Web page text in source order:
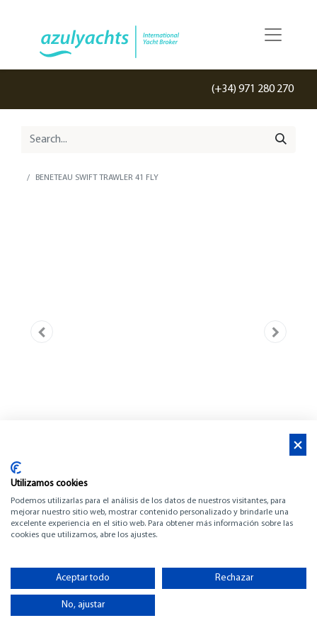
(+34) 971 280 270
BENETEAU SWIFT TRAWLER 41 FLY
BENETEAU SWIFT
TRAWLER 41 FLY
-
Utilizamos cookies
Podemos utilizarlas para el análisis de los datos de nuestros visitantes, para
mejorar nuestro sitio web, mostrar contenido personalizado y brindarle una
excelente experiencia en el sitio web. Para obtener más información sobre las
cookies que utilizamos, abre los ajustes.
Aceptar todo Rechazar
No, ajustar